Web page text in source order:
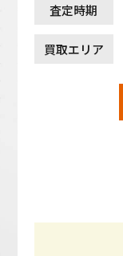
査定時期
買取エリア